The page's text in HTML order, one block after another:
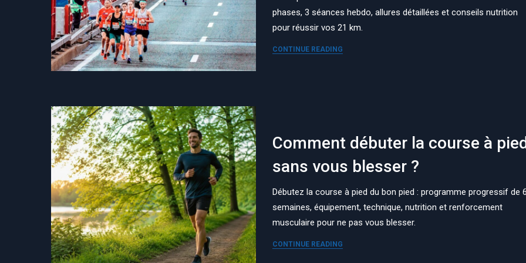
phases, 3 séances hebdo, allures détaillées et conseils nutrition
pour réussir vos 21 km.
CONTINUE READING
Comment débuter la course à
sans vous blesser ?
Débutez la course à pied du bon pied : programme progressif de
semaines, équipement, technique, nutrition et renforcement
musculaire pour ne pas vous blesser.
CONTINUE READING